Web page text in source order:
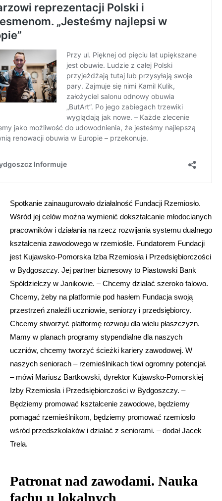
Spotkanie zainaugurowało działalność Fundacji Rzemiosło.
Wśród jej celów można wymienić dokształcanie młodocianych
pracowników i działania na rzecz rozwijania systemu dualnego
kształcenia zawodowego w rzemiośle. Fundatorem Fundacji
jest Kujawsko-Pomorska Izba Rzemiosła i Przedsiębiorczości
w Bydgoszczy. Jej partner biznesowy to Piastowski Bank
Spółdzielczy w Janikowie. – Chcemy działać szeroko falowo.
Chcemy, żeby na platformie pod hasłem Fundacja swoją
przestrzeń znaleźli uczniowie, seniorzy i przedsiębiorcy.
Chcemy stworzyć platformę rozwoju dla wielu płaszczyzn.
Mamy w planach programy stypendialne dla naszych
uczniów, chcemy tworzyć ścieżki kariery zawodowej. W
naszych seniorach – rzemieślnikach tkwi ogromny potencjał.
– mówi Mariusz Bartkowski, dyrektor Kujawsko-Pomorskiej
Izby Rzemiosła i Przedsiębiorczości w Bydgoszczy. –
Będziemy promować kształcenie zawodowe, będziemy
pomagać rzemieślnikom, będziemy promować rzemiosło
wśród przedszkolaków i działać z seniorami. – dodał Jacek
Trela.
Patronat nad zawodami. Nauka